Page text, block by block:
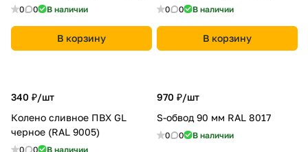
0 0 В наличии
В корзину
0 0 В наличии
В корзину
340 ₽/шт
Колено сливное ПВХ GL
черное (RAL 9005)
0 0 В наличии
970 ₽/шт
S-обвод 90 мм RAL 8017
0 0 В наличии